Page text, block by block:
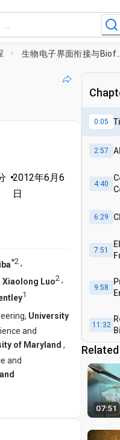
•2012年6月6
日
*2 ,
Xiaolong Luo2 ,
1
University
and
of Maryland ,
and
0:05
2:57
4:40
6:29
7:51
9:58
11:32
07:51